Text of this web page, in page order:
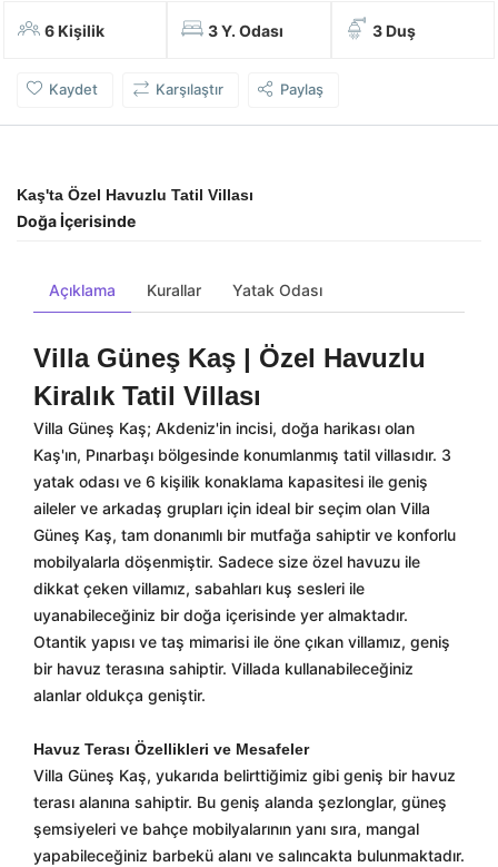
6 Kişilik 3 Y. Odası 3 Duş
Kaydet Karşılaştır Paylaş
Kaş'ta Özel Havuzlu Tatil Villası
Doğa İçerisinde
Açıklama Kurallar Yatak Odası
Villa Güneş Kaş | Özel Havuzlu
Kiralık Tatil Villası
Villa Güneş Kaş; Akdeniz'in incisi, doğa harikası olan
Kaş'ın, Pınarbaşı bölgesinde konumlanmış tatil villasıdır. 3
yatak odası ve 6 kişilik konaklama kapasitesi ile geniş
aileler ve arkadaş grupları için ideal bir seçim olan Villa
Güneş Kaş, tam donanımlı bir mutfağa sahiptir ve konforlu
mobilyalarla döşenmiştir. Sadece size özel havuzu ile
dikkat çeken villamız, sabahları kuş sesleri ile
uyanabileceğiniz bir doğa içerisinde yer almaktadır.
Otantik yapısı ve taş mimarisi ile öne çıkan villamız, geniş
bir havuz terasına sahiptir. Villada kullanabileceğiniz
alanlar oldukça geniştir.
Havuz Terası Özellikleri ve Mesafeler
Villa Güneş Kaş, yukarıda belirttiğimiz gibi geniş bir havuz
terası alanına sahiptir. Bu geniş alanda şezlonglar, güneş
şemsiyeleri ve bahçe mobilyalarının yanı sıra, mangal
yapabileceğiniz barbekü alanı ve salıncakta bulunmaktadır.